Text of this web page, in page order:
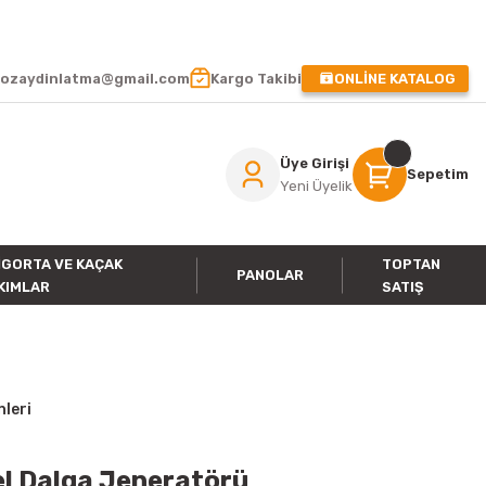
Kargo Takibi ONLİNE KATALOG
Üye Girişi
Yeni Üyelik
Sepetim
VE KAÇAK
PANOLAR
TOPTAN
SATIŞ